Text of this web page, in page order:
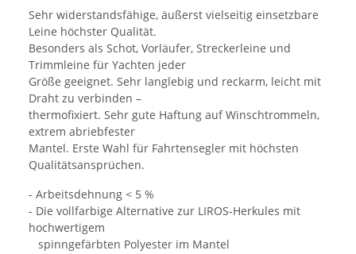
Sehr widerstandsfähige, äußerst vielseitig einsetzbare
Leine höchster Qualität.
Besonders als Schot, Vorläufer, Streckerleine und
Trimmleine für Yachten jeder
Größe geeignet. Sehr langlebig und reckarm, leicht mit
Draht zu verbinden –
thermofixiert. Sehr gute Haftung auf Winschtrommeln,
extrem abriebfester
Mantel. Erste Wahl für Fahrtensegler mit höchsten
Qualitätsansprüchen.
- Arbeitsdehnung < 5 %
- Die vollfarbige Alternative zur LIROS-Herkules mit
hochwertigem
spinngefärbten Polyester im Mantel